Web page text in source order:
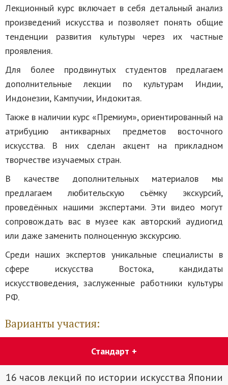
Лекционный курс включает в себя детальный анализ
произведений искусства и позволяет понять общие
тенденции развития культуры через их частные
проявления.
Для более продвинутых студентов предлагаем
дополнительные лекции по культурам Индии,
Индонезии, Кампучии, Индокитая.
Также в наличии курс «Премиум», ориентированный на
атрибуцию антикварных предметов восточного
искусства. В них сделан акцент на прикладном
творчестве изучаемых стран.
В качестве дополнительных материалов мы
предлагаем любительскую съёмку экскурсий,
проведённых нашими экспертами. Эти видео могут
сопровождать вас в музее как авторский аудиогид
или даже заменить полноценную экскурсию.
Среди наших экспертов уникальные специалисты в
сфере искусства Востока, кандидаты
искусствоведения, заслуженные работники культуры
РФ.
Варианты участия:
Стандарт +
16 часов лекций по истории искусства Японии